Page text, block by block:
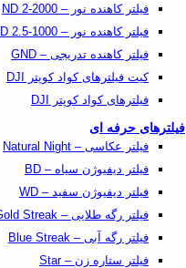
فیلتر کاهنده نور – ND 2-2000
فیلتر کاهنده نور – ND 2.5-1000
فیلتر کاهنده تدریجی – GND
کیت فیلترهای کواد کوپتر DJI
فیلترهای کواد کوپتر DJI
فیلترهای حرفه ای
فیلتر عکاسی – Natural Night
فیلتر دیفیوژن سیاه – BD
فیلتر دیفیوژن سفید – WD
فیلتر رگه طلایی – Gold Streak
فیلتر رگه آبی – Blue Streak
فیلتر ستاره زن – Star